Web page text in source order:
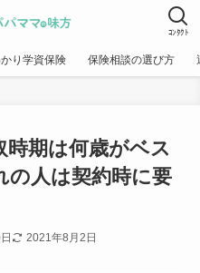
ｺﾝﾀｸﾄ
り学資保険 保険相談の選び方
時期は何歳がベス
の人は契約時に要
2021年8月2日